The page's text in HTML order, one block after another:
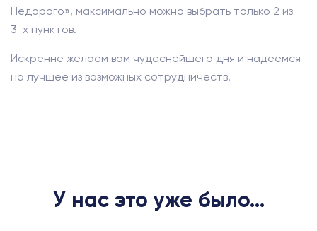
Недорого», максимально можно выбрать только 2 из
3-х пунктов.
Искренне желаем вам чудеснейшего дня и надеемся
на лучшее из возможных сотрудничеств!
У нас это уже было...